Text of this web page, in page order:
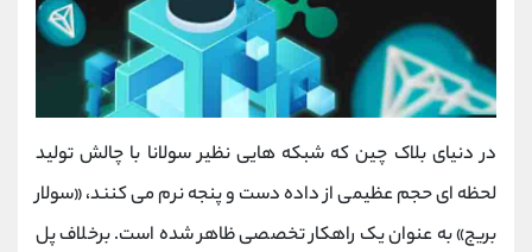
در دنیای بلاک چین که شبکه ‌هایی نظیر سولانا با چالش تولید
لحظه ‌ای حجم عظیمی از داده دست‌ و پنجه نرم می ‌کنند، «سولار
بریج» به ‌عنوان یک راهکار تخصصی ظاهر شده است. برخلاف پل